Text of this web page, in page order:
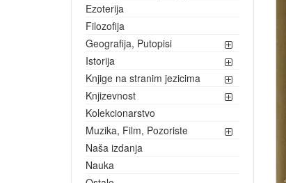
Ezoterija
Filozofija
Geografija, Putopisi
Istorija
Knjige na stranim jezicima
Knjizevnost
Kolekcionarstvo
Muzika, Film, Pozoriste
Naša izdanja
Nauka